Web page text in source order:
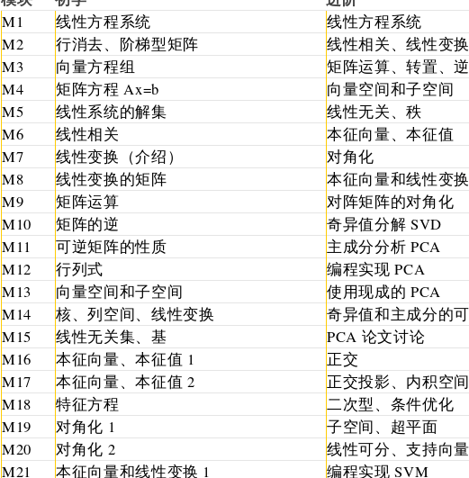
M1 线性方程系统
线性方程系统
M2
行消去、阶梯型矩阵
线性相关、线性变换
M3
向量方程组
矩阵运算、转置、逆
M4
矩阵方程 Ax=b
向量空间和子空间
M5
线性系统的解集
线性无关、秩
M6
线性相关
本征向量、本征值
M7
线性变换（介绍）
对角化
M8
线性变换的矩阵
本征向量和线性变换
M9
矩阵运算
对阵矩阵的对角化
M10
矩阵的逆
奇异值分解 SVD
M11
可逆矩阵的性质
主成分分析 PCA
M12
行列式
编程实现 PCA
M13
向量空间和子空间
使用现成的 PCA
M14
核、列空间、线性变换
奇异值和主成分的
M15
线性无关集、基
PCA 论文讨论
M16
本征向量、本征值 1
正交
M17
本征向量、本征值 2
正交投影、内积空间
M18
特征方程
二次型、条件优化
M19
对角化 1
子空间、超平面
M20
对角化 2
线性可分、支持向
M21
本征向量和线性变换 1
编程实现 SVM